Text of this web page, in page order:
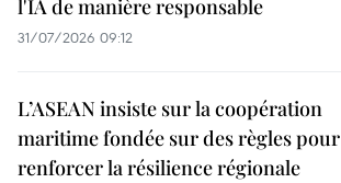
l'IA de manière responsable
31/07/2026 09:12
L’ASEAN insiste sur la coopération
maritime fondée sur des règles pour
renforcer la résilience régionale